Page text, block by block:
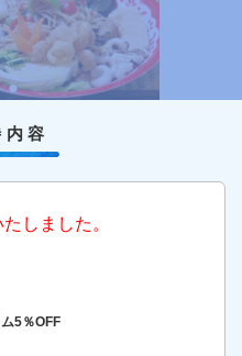
容
しました。
5％OFF